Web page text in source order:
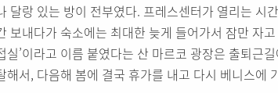
달랑 있는 방이 전부였다. 프레스센터가 열리는 시
보내다가 숙소에는 최대한 늦게 들어가서 잠만 자
실’이라고 이름 붙였다는 산 마르코 광장은 출퇴근
해서, 다음해 봄에 결국 휴가를 내고 다시 베니스에